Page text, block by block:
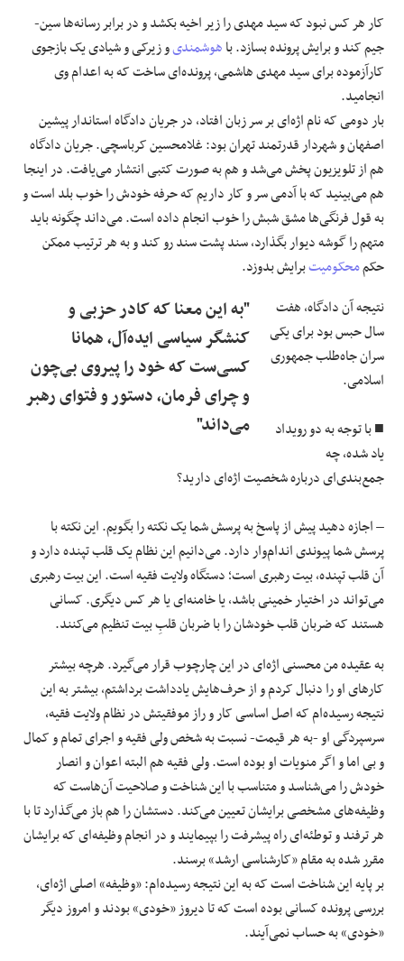
کار هر کس نبود که سید مهدی را زیر اخیه بکشد و در برابر رسانه‌ها سین-
جیم کند و برایش پرونده بسازد. باهوشمندیو زیرکی و شیادی یک بازجوی
کارآزموده برای سید مهدی هاشمی، پرونده‌ای ساخت که به اعدام وی
انجامید.
بار دومی که نام اژه‌ای بر سر زبان افتاد، در جریان دادگاه استاندار پیشین
اصفهان و شهردار قدرتمند تهران بود: غلامحسین کرباسچی. جریان دادگاه
هم از تلویزیون پخش می‌شد و هم به صورت کتبی انتشار می‌یافت. در اینجا
هم می‌بینید که با آدمی سر و کار داریم که حرفه‌ خودش را خوب بلد است و
به قول فرنگی‌ها مشق شبش را خوب انجام داده است. می‌داند چگونه باید
متهم را گوشه دیوار بگذارد، سند پشت سند رو کند و به هر ترتیب ممکن
حکممحکومیتبرایش بدوزد.
"به این معنا که کادر حزبی و
کنشگر سیاسی ایده‌آل، همانا
کسی‌ست که خود را پیروی بی‌چون
و چرای فرمان، دستور و فتوای رهبر
می‌داند"
نتیجه‌ آن دادگاه، هفت
سال حبس بود برای یکی
سران جاه‌طلب جمهوری
اسلامی.
■ با توجه به دو رویداد
یاد شده، چه
جمع‌بندی‌ای درباره شخصیت اژه‌ای دارید؟
– اجازه دهید پیش از پاسخ به پرسش شما یک نکته را بگویم. این نکته با
پرسش شما پیوندی اندام‌وار دارد. می‌دانیم این نظام یک قلب تپنده دارد و
آن قلب تپنده، بیت رهبری است؛ دستگاه ولایت فقیه است. این بیت رهبری
می‌تواند در اختیار خمینی باشد، یا خامنه‌ای یا هر کس دیگری. کسانی
هستند که ضربان قلب خودشان را با ضربان قلبِ بیت تنظیم می‌کنند.
به عقیده‌ من محسنی اژه‌ای در این چارچوب قرار می‌گیرد. هرچه بیشتر
کارهای او را دنبال کردم و از حرف‌هایش یادداشت برداشتم، بیشتر به این
نتیجه رسیده‌ام که اصل اساسی کار و راز موفقیتش در نظام ولایت فقیه،
سرسپردگی او -به هر قیمت- نسبت به شخص ولی فقیه و اجرای تمام و کمال
و بی اما و اگر منویات او بوده است. ولی فقیه هم البته اعوان و انصار
خودش را می‌شناسد و متناسب با این شناخت و صلاحیت آن‌هاست که
وظیفه‌های‌ مشخصی برایشان تعیین می‌کند. دستشان را هم باز می‌گذارد تا با
هر ترفند و توطئه‌ای راه پیشرفت‌ را بپیمایند و در انجام وظیفه‌ای که برایشان
مقرر شده‌ به مقام «کارشناسی ارشد» برسند.
بر پایه‌ این شناخت است که به این نتیجه رسیده‌ام: «وظیفه‌» اصلی اژه‌ای،
بررسی پرونده‌‌ کسانی بوده است که تا دیروز «خودی» بودند و امروز دیگر
«خودی» به حساب نمی‌آیند.